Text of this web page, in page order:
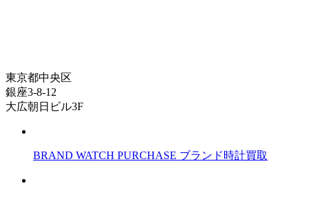
東京都中央区
銀座3-8-12
大広朝日ビル3F
BRAND WATCH PURCHASE ブランド時計買取